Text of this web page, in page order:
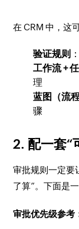
在 CRM 中，这
验证规则
工作流 +
理
蓝图（流
骤
2. 配一套“
审批规则一定要
了算”。下面是
审批优先级参考